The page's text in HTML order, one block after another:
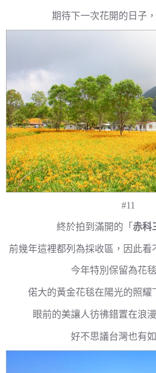
期待下一次花開的日子
#11
終於拍到滿開的「赤科
前幾年這裡都列為採收區，因此看
今年特別保留為花
偌大的黃金花毯在陽光的照耀
眼前的美讓人彷彿錯置在浪
好不思議台灣也有